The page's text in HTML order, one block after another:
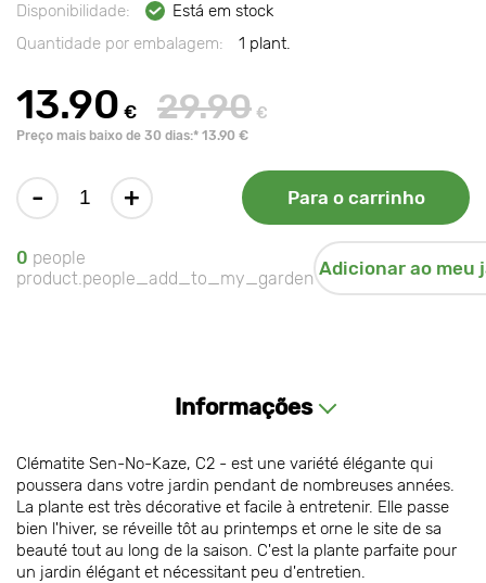
Disponibilidade:
Está em stock
Quantidade por embalagem:
1 plant.
13.90 € 29.90 €
Preço mais baixo de 30 dias:* 13.90 €
- + Para o carrinho
0 people
product.people_add_to_my_garden Adicionar ao meu
Informações
Clématite Sen-No-Kaze, С2 - est une variété élégante qui
poussera dans votre jardin pendant de nombreuses années.
La plante est très décorative et facile à entretenir. Elle passe
bien l'hiver, se réveille tôt au printemps et orne le site de sa
beauté tout au long de la saison. C'est la plante parfaite pour
un jardin élégant et nécessitant peu d'entretien.